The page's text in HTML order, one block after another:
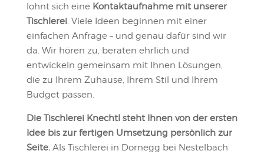
lohnt sich eine Kontaktaufnahme mit unserer
Tischlerei. Viele Ideen beginnen mit einer
einfachen Anfrage – und genau dafür sind wir
da. Wir hören zu, beraten ehrlich und
entwickeln gemeinsam mit Ihnen Lösungen,
die zu Ihrem Zuhause, Ihrem Stil und Ihrem
Budget passen.
Die Tischlerei Knechtl steht Ihnen von der ersten
Idee bis zur fertigen Umsetzung persönlich zur
Seite. Als Tischlerei in Dornegg bei Nestelbach